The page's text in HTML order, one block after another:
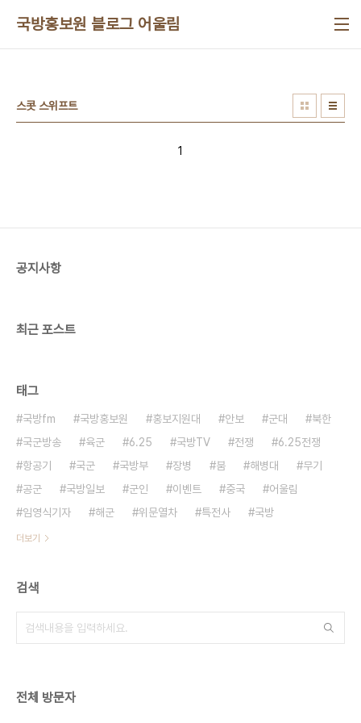
국방홍보원 블로그 어울림
스콧 스위프트
1
공지사항
최근 포스트
태그
국방fm 국방홍보원 홍보지원대 안보 군대
북한
국군방송
육군 6.25 국방TV 전쟁
6.25전쟁
항공기
국군 국방부 장병 붐 해병대
무기
공군
국방일보 군인 이벤트 중국
어울림
임영식기자
해군 위문열차 특전사 국방
더보기
검색
전체 방문자